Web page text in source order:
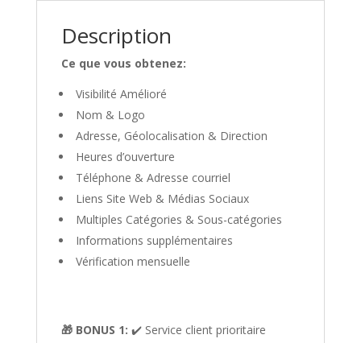
Description
Ce que vous obtenez:
Visibilité Amélioré
Nom & Logo
Adresse, Géolocalisation & Direction
Heures d’ouverture
Téléphone & Adresse courriel
Liens Site Web & Médias Sociaux
Multiples Catégories & Sous-catégories
Informations supplémentaires
Vérification mensuelle
🎁 BONUS 1: ✔️ Service client prioritaire